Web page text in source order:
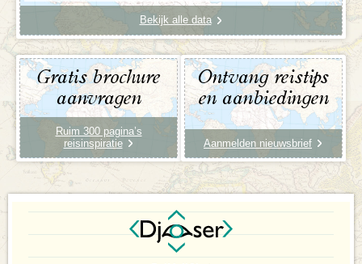
Bekijk alle data
Gratis brochure
aanvragen
Ruim 300 pagina’s
reisinspiratie
Ontvang reistips
en aanbiedingen
Aanmelden nieuwsbrief